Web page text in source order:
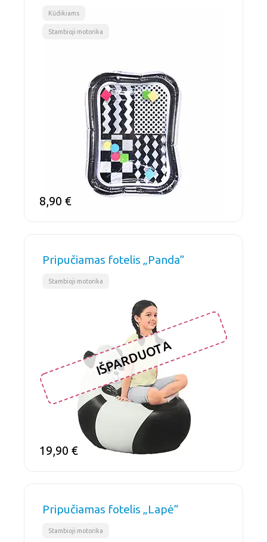
Kūdikiams
Stambioji motorika
8,90 €
Pripučiamas fotelis „Panda”
Stambioji motorika
19,90 €
IŠPARDUOTA
Pripučiamas fotelis „Lapė”
Stambioji motorika